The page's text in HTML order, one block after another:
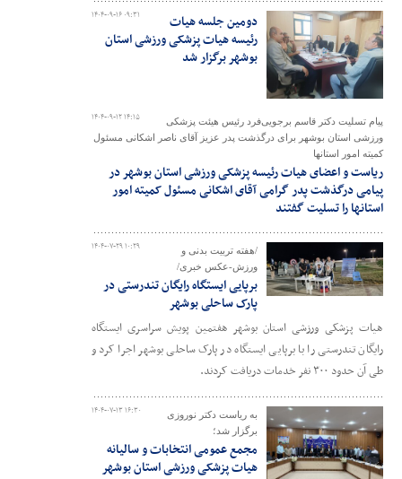
۱۴۰۴-۰۹-۱۶ ۰۹:۳۱
دومین جلسه هیات
رئیسه هیات پزشکی ورزشی استان
بوشهر برگزار شد
۱۴۰۴-۰۹-۱۲ ۱۴:۱۵
پیام تسلیت دکتر قاسم برجویی‌فرد رئیس هیئت پزشکی
ورزشی استان بوشهر برای درگذشت پدر عزیز آقای ناصر اشکانی مسئول
کمیته امور استانها
ریاست و اعضای هیات رئیسه پزشکی ورزشی استان بوشهر در
پیامی درگذشت پدر گرامی آقای اشکانی مسئول کمیته امور
استانها را تسلیت گفتند
۱۴۰۴-۰۷-۲۹ ۱۰:۲۹
/هفته تربیت بدنی و
ورزش-عکس خبری/
برپایی ایستگاه رایگان تندرستی در
پارک ساحلی بوشهر
هیات پزشکی ورزشی استان بوشهر هفتمین پویش سراسری ایستگاه
رایگان تندرستی را با برپایی ایستگاه در پارک ساحلی بوشهر اجرا کرد و
طی آن حدود ۳۰۰ نفر خدمات دریافت کردند.
۱۴۰۴-۰۷-۱۳ ۱۶:۳۰
به ریاست دکتر نوروزی
برگزار شد؛
مجمع عمومی انتخابات و سالیانه
هیات پزشکی ورزشی استان بوشهر